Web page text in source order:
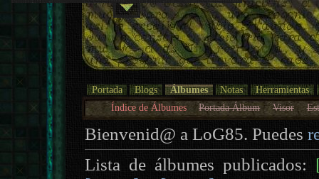
Portada Blogs Álbumes Notas
Herramientas
Índice de Álbumes
Portada Álbum Visor
Bienvenid@ a LoG85. Puedes
Lista de álbumes publicados: